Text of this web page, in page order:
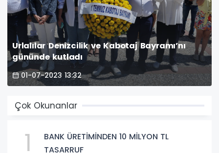
Urlalılar Denizcilik ve Kabotaj Bayramı’nı
gününde kutladı
01-07-2023 13:32
Çok Okunanlar
1
BANK ÜRETİMİNDEN 10 MİLYON TL
TASARRUF